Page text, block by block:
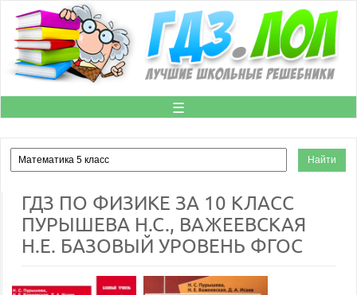
☰
ГДЗ ПО ФИЗИКЕ ЗА 10 КЛАСС
ПУРЫШЕВА Н.С., ВАЖЕЕВСКАЯ
Н.Е. БАЗОВЫЙ УРОВЕНЬ ФГОС